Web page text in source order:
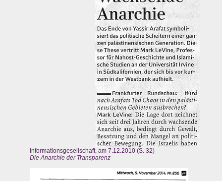
Informationsgesellschaft, am 7.12.2010 (S. 32)
Die Anarchie der Transparenz